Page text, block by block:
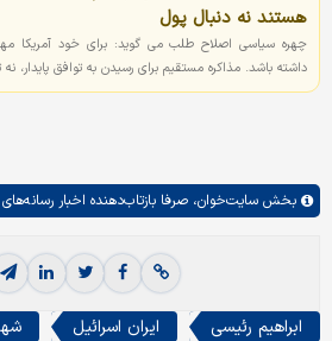
هستند نه دنبال پول
چهره سیاسی اصلاح طلب می گوید: برای خود آمریکا
داشته باشد. مذاکره مستقیم برای رسیدن به توافق
بخش سایت‌خوان، صرفا بازتاب‌دهنده اخبار
ابراهیم رئیسی ایران اسرائیل